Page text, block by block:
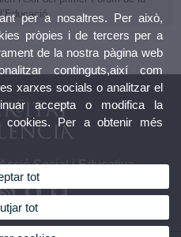
Social i Educativa
per a nosaltres. Per això,
pròpies i de tercers per a
de la nostra pàgina web
continguts,així com
xarxes socials o analitzar el
accepta o modifica la
cookies. Per a obtenir més
tot
tot